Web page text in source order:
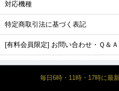
対応機種
特定商取引法に基づく表記
[有料会員限定] お問い合わせ・Ｑ＆Ａ
毎日6時・11時・17時に最